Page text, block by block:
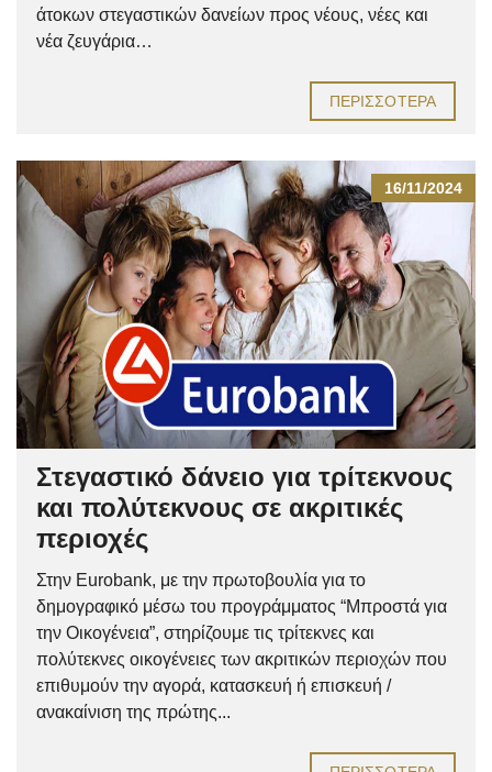
άτοκων στεγαστικών δανείων προς νέους, νέες και
νέα ζευγάρια…
ΠΕΡΙΣΣΌΤΕΡΑ
16/11/2024
Στεγαστικό δάνειο για τρίτεκνους
και πολύτεκνους σε ακριτικές
περιοχές
Στην Eurobank, με την πρωτοβουλία για το
δημογραφικό μέσω του προγράμματος “Μπροστά για
την Οικογένεια”, στηρίζουμε τις τρίτεκνες και
πολύτεκνες οικογένειες των ακριτικών περιοχών που
επιθυμούν την αγορά, κατασκευή ή επισκευή /
ανακαίνιση της πρώτης...